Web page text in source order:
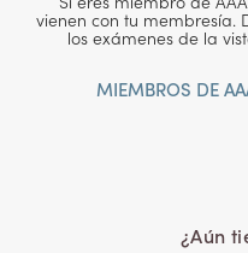
vienen con tu membresía.
los exámenes de la
MIEMBROS DE
¿Aún